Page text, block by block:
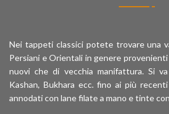
Nei tappeti classici potete trovare una
Persiani e Orientali in genere provenienti
nuovi che di vecchia manifattura. Si
Kashan, Bukhara ecc. fino ai più
annodati con lane filate a mano e tinte